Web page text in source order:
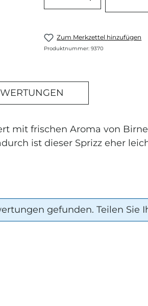
Zum Merkzettel hinzufügen
Produktnummer: 9370
mit frischen Aroma von
ist dieser Sprizz eher
gefunden. Teilen Sie